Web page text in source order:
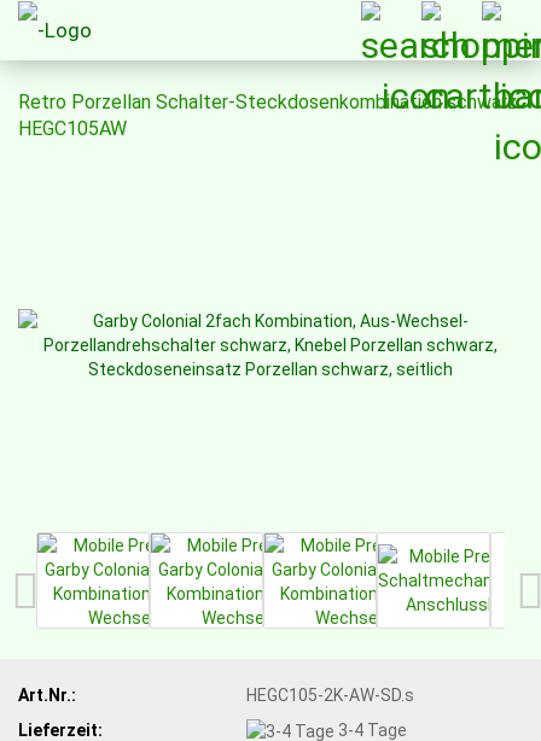
Retro Porzellan Schalter-Steckdosenkombination schwarz
HEGC105AW
Art.Nr.:
HEGC105-2K-AW-SD.s
Lieferzeit:
3-4 Tage